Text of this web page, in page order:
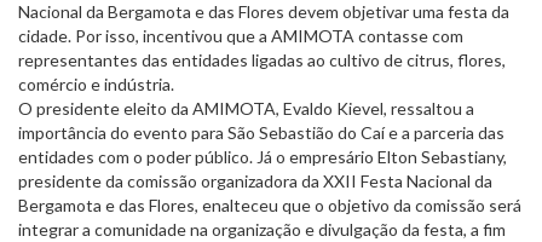
Nacional da Bergamota e das Flores devem objetivar uma festa da
cidade. Por isso, incentivou que a AMIMOTA contasse com
representantes das entidades ligadas ao cultivo de citrus, flores,
comércio e indústria.
O presidente eleito da AMIMOTA, Evaldo Kievel, ressaltou a
importância do evento para São Sebastião do Caí e a parceria das
entidades com o poder público. Já o empresário Elton Sebastiany,
presidente da comissão organizadora da XXII Festa Nacional da
Bergamota e das Flores, enalteceu que o objetivo da comissão será
integrar a comunidade na organização e divulgação da festa, a fim